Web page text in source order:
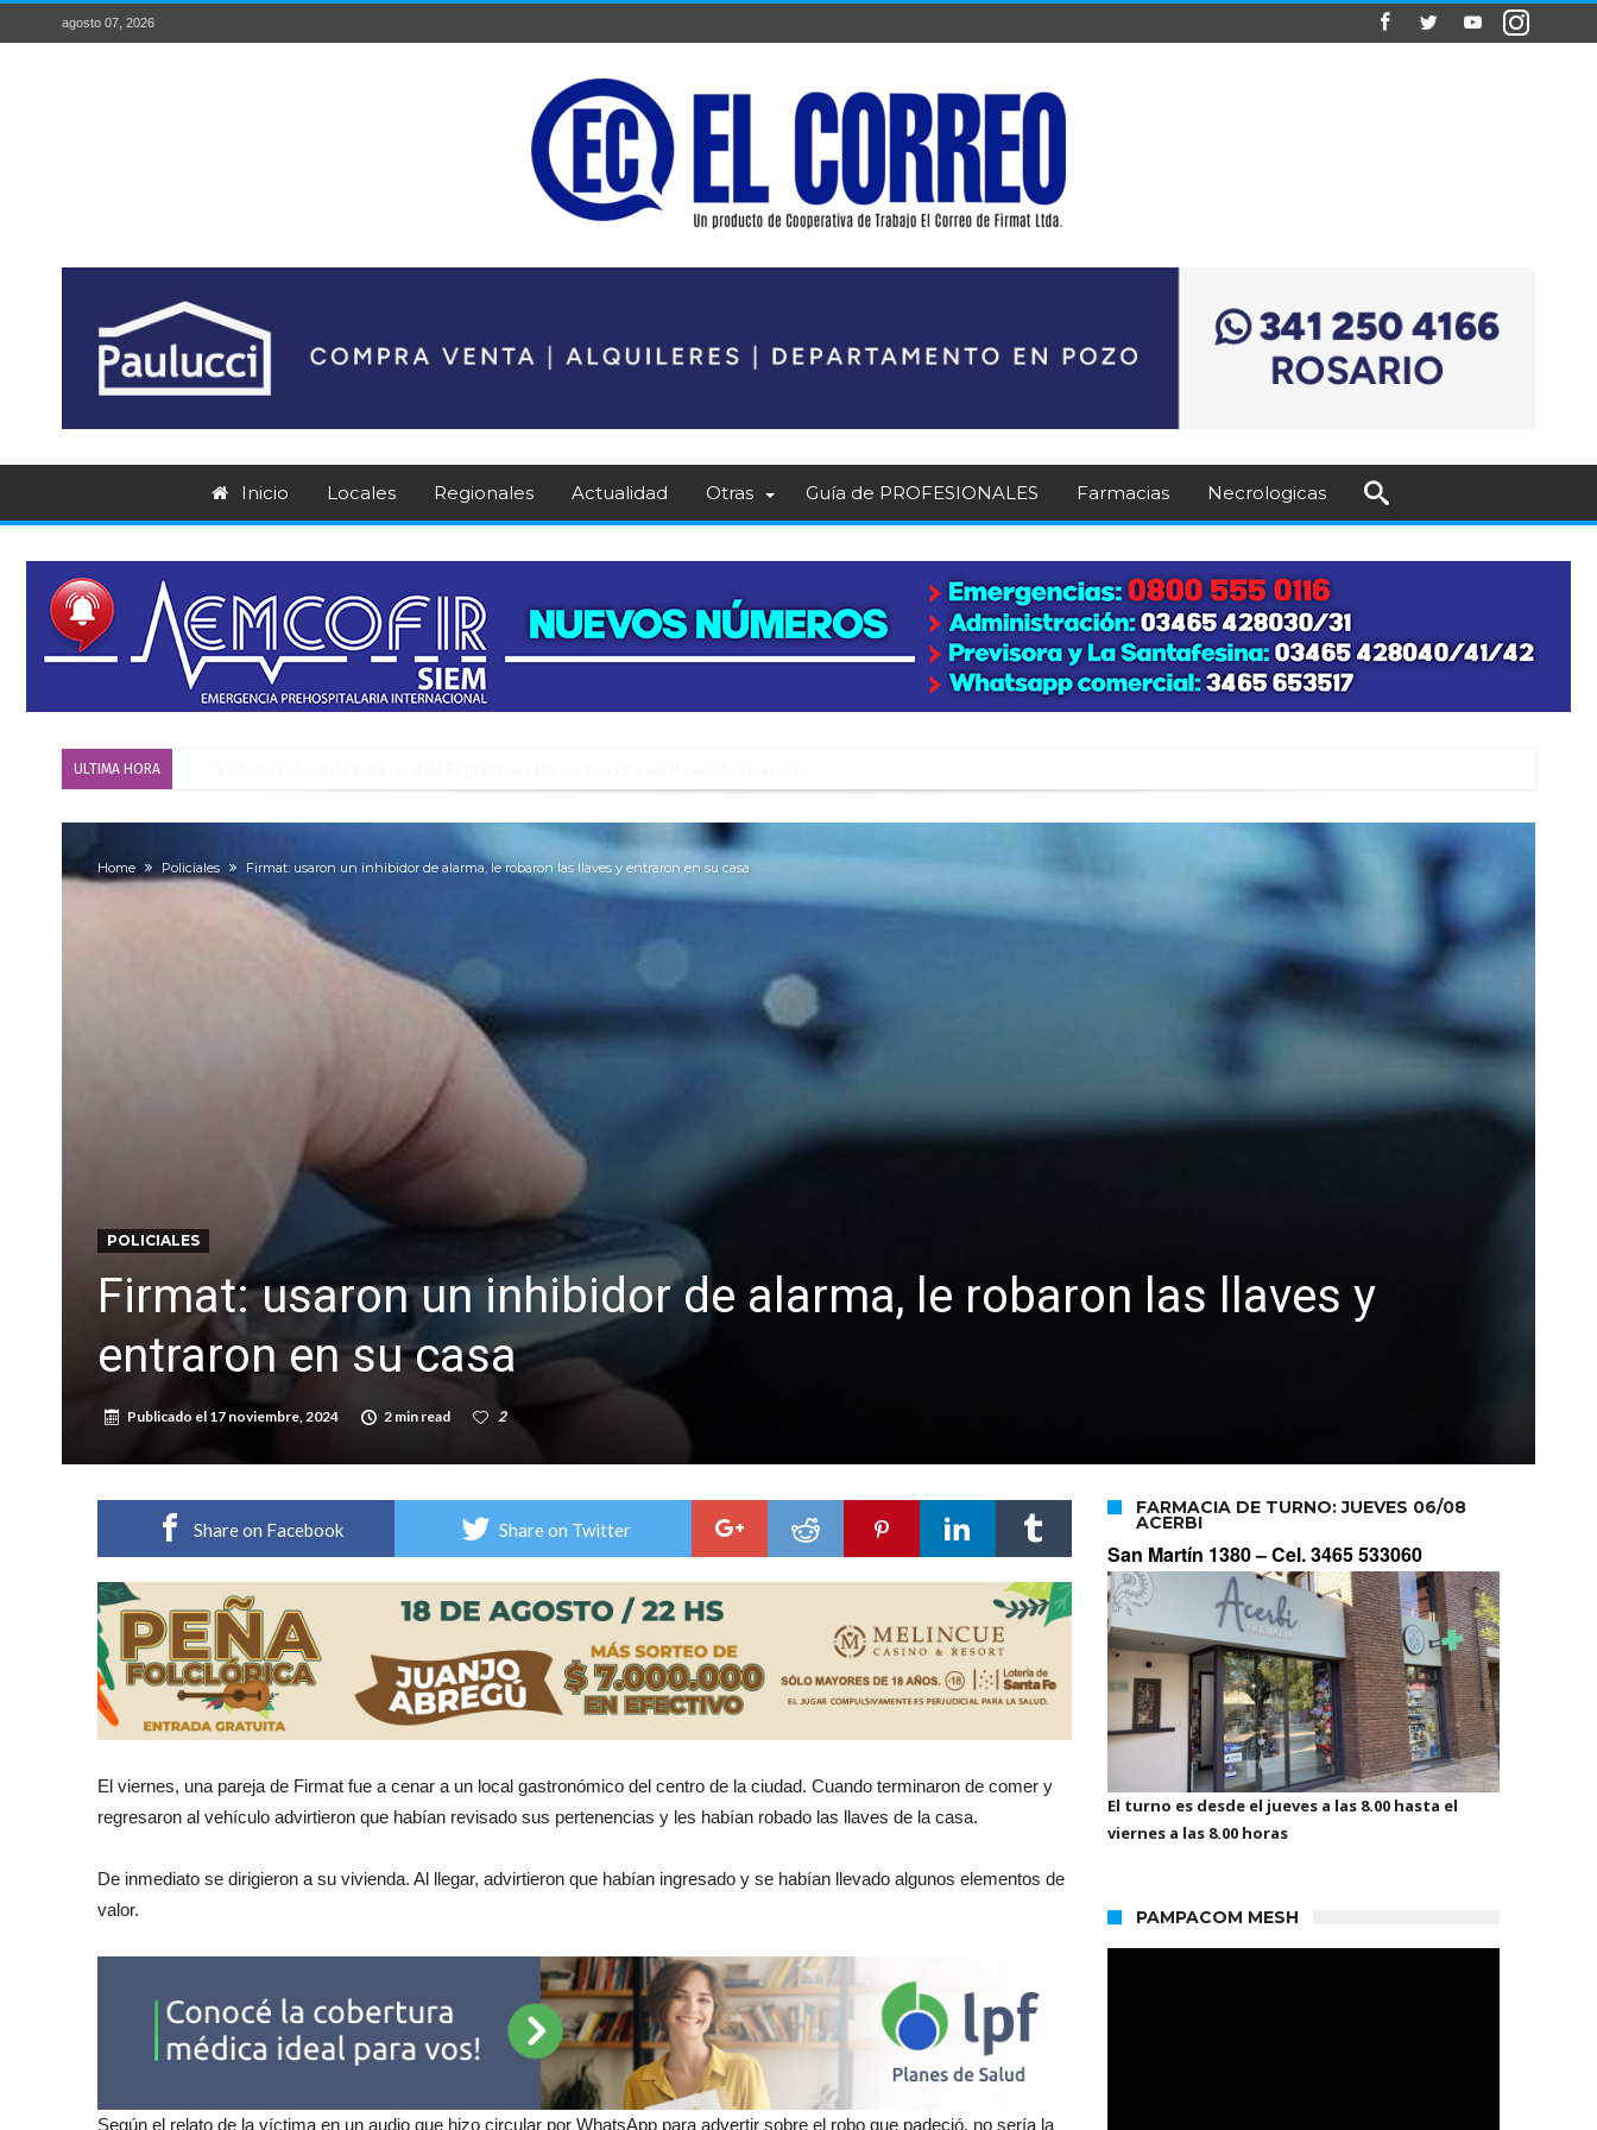
agosto 07, 2026
Inicio Locales Regionales Actualidad Otras Guía de PROFESIONALES Farmacias Necrologicas
ULTIMA HORA
Firmat: “Codo a codo” lanza una campaña de recolección de golosinas para agasajar a los niños en su día
Vuelve el básquet: este viernes arranca el Clausura con agenda confirmada y planteles renovados
Güemes y Mariano Vera
Alerta meteorológico: el SMN advierte por tormentas fuertes y ráfagas que podrían superar los 80 km/h
¿Llega un “Súper Niño”?: De Benedictis aclara los mitos y analiza el impacto real en la región
Cañada del Ucle se prepara para la 5ª edición de la Expo Dose
Distinguieron a Ramiro Maldonado, el campeón juvenil de malambo de Los Quirquinchos
Villada: evalúan obras preventivas ante posibles lluvias intensas
Home Policiales Firmat: usaron un inhibidor de alarma, le robaron las llaves y entraron en su casa
POLICIALES
Firmat: usaron un inhibidor de alarma, le robaron las llaves y
entraron en su casa
Publicado el 17 noviembre, 2024 2 min read 2
Share on Facebook Share on Twitter
El viernes, una pareja de Firmat fue a cenar a un local gastronómico del centro de la ciudad. Cuando terminaron de comer y
regresaron al vehículo advirtieron que habían revisado sus pertenencias y les habían robado las llaves de la casa.
De inmediato se dirigieron a su vivienda. Al llegar, advirtieron que habían ingresado y se habían llevado algunos elementos de
valor.
Según el relato de la víctima en un audio que hizo circular por WhatsApp para advertir sobre el robo que padeció, no sería la
FARMACIA DE TURNO: JUEVES 06/08
ACERBI
San Martín 1380 –Cel. 3465 533060
El turno es desde el jueves a las 8.00 hasta el
viernes a las 8.00 horas
PAMPACOM MESH